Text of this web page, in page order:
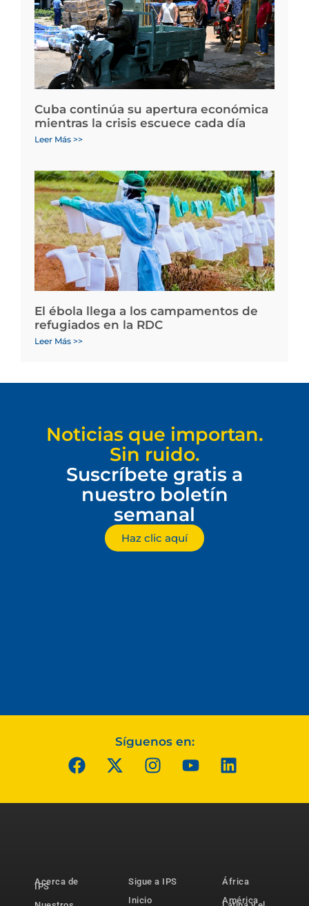
Cuba continúa su apertura económica
mientras la crisis escuece cada día
Leer Más >>
El ébola llega a los campamentos de
refugiados en la RDC
Leer Más >>
Noticias que importan.
Sin ruido.
Suscríbete gratis a
nuestro boletín
semanal
Haz clic aquí
Síguenos en:
Acerca de
IPS
Sigue a IPS
Inicio
África
América